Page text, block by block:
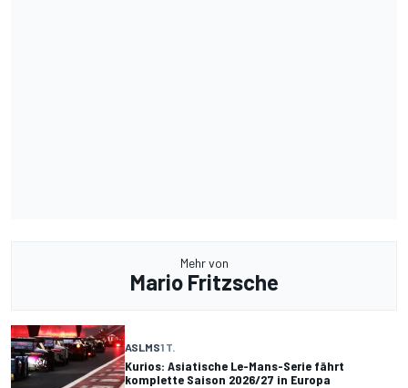
Mehr von
Mario Fritzsche
ASLMS1 T.
Kurios: Asiatische Le-Mans-Serie fährt
komplette Saison 2026/27 in Europa